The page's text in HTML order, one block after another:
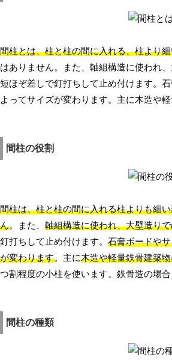
間柱とは、柱と柱の間に入れる、柱より
はありません。また、軸組構造に使われ
短ほぞ差しで釘打ちして止め付けます。
よってサイズが変わります。主に木造や
間柱の役割
間柱は、柱と柱の間に入れる柱よりも細
ん。また、 軸組構造に使われ、大壁造り
釘打ちして止め付けます。 石膏ボードや
が変わります。主に木造や軽量鉄骨建築
つ割程度の小柱を使います。鉄骨造の場
間柱の種類